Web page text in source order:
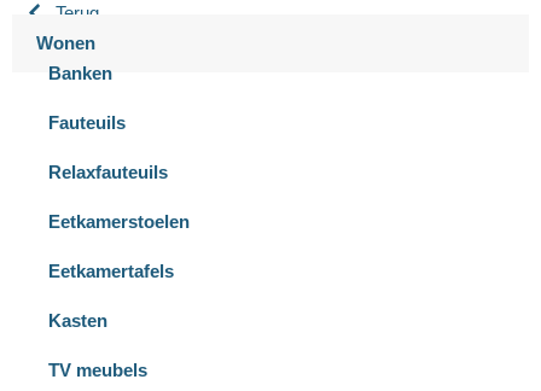
Terug
Wonen
Banken
Fauteuils
Relaxfauteuils
Eetkamerstoelen
Eetkamertafels
Kasten
TV meubels